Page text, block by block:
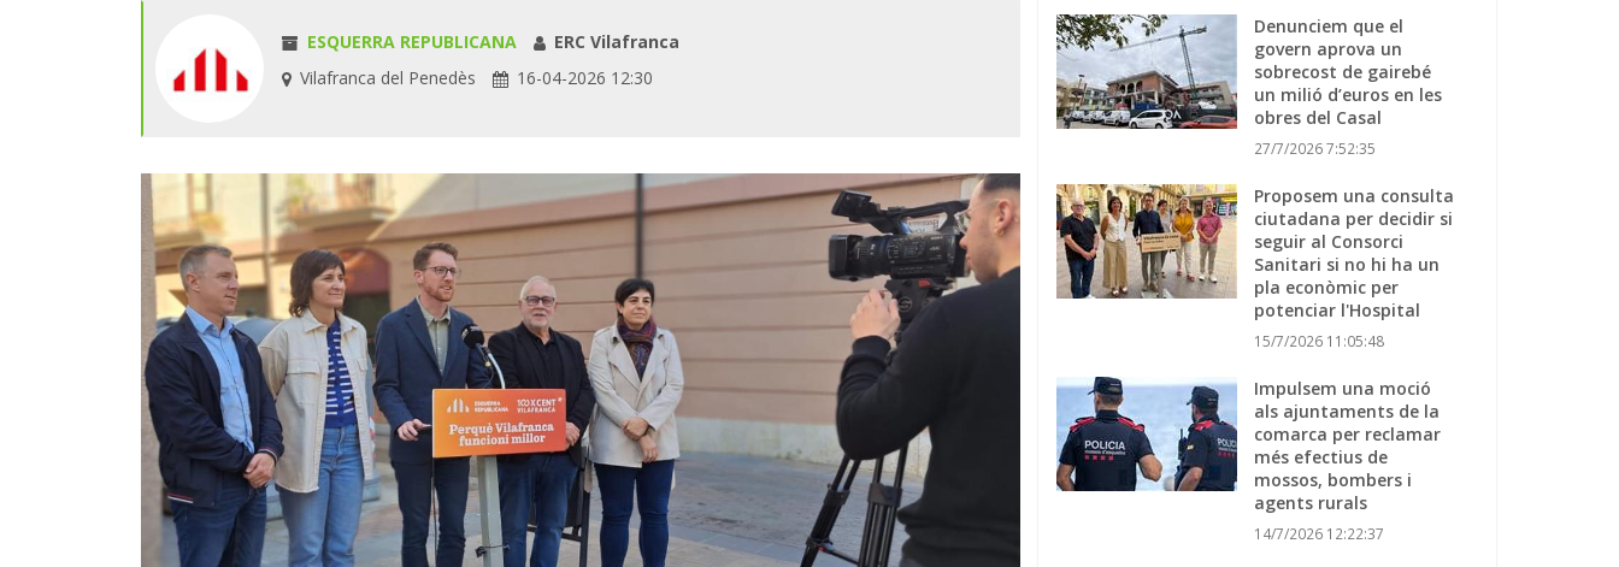
ESQUERRA REPUBLICANA
ERC Vilafranca
Vilafranca del Penedès
16-04-2026 12:30
Denunciem que el
govern aprova un
sobrecost de gairebé
un milió d’euros en les
obres del Casal
27/7/2026 7:52:35
Proposem una consulta
ciutadana per decidir si
seguir al Consorci
Sanitari si no hi ha un
pla econòmic per
potenciar l'Hospital
15/7/2026 11:05:48
Impulsem una moció
als ajuntaments de la
comarca per reclamar
més efectius de
mossos, bombers i
agents rurals
14/7/2026 12:22:37